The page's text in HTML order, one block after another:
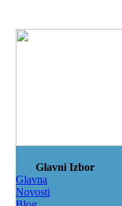
Glavni Izbor
Glavna
Novosti